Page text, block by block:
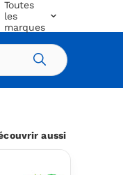
Toutes
les
marques
Rechercher
aussi